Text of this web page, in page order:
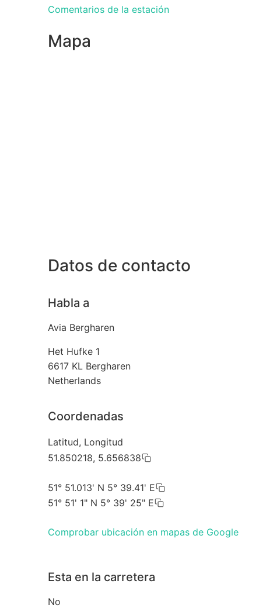
Comentarios de la estación
Mapa
Datos de contacto
Habla a
Avia Bergharen
Het Hufke 1
6617 KL Bergharen
Netherlands
Coordenadas
Latitud, Longitud
51.850218, 5.656838
51° 51.013' N 5° 39.41' E
51° 51' 1" N 5° 39' 25" E
Comprobar ubicación en mapas de Google
Esta en la carretera
No